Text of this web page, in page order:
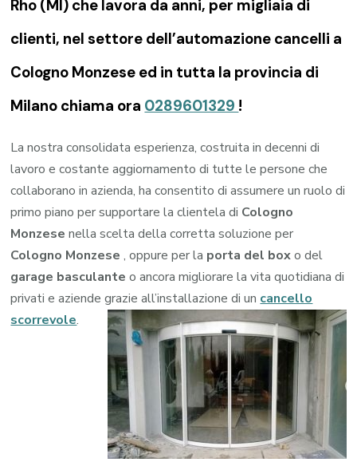
Rho (MI) che lavora da anni, per migliaia di
clienti, nel settore dell’automazione cancelli a
Cologno Monzese ed in tutta la provincia di
Milano chiama ora 0289601329 !
La nostra consolidata esperienza, costruita in decenni di
lavoro e costante aggiornamento di tutte le persone che
collaborano in azienda, ha consentito di assumere un ruolo di
primo piano per supportare la clientela di Cologno
Monzese nella scelta della corretta soluzione per
Cologno Monzese , oppure per la porta del boxo del
garage basculante o ancora migliorare la vita quotidiana di
privati e aziende grazie all’installazione di un cancello
scorrevole.